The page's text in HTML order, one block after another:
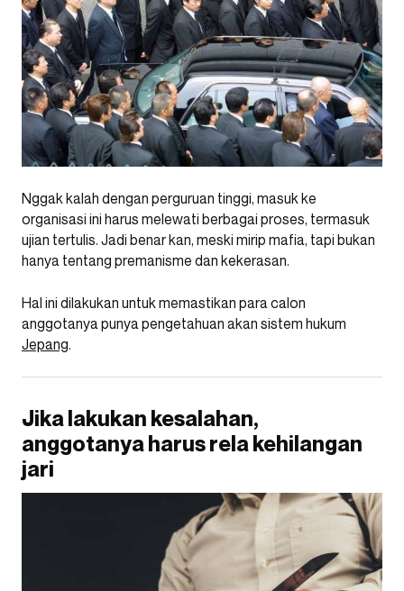
Nggak kalah dengan perguruan tinggi, masuk ke
organisasi ini harus melewati berbagai proses, termasuk
ujian tertulis. Jadi benar kan, meski mirip mafia, tapi bukan
hanya tentang premanisme dan kekerasan.
Hal ini dilakukan untuk memastikan para calon
anggotanya punya pengetahuan akan sistem hukum
Jepang.
Jika lakukan kesalahan,
anggotanya harus rela kehilangan
jari